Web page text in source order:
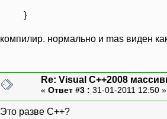
}
компилир. нормально и mas виден
Re: Visual C++2008
« Ответ #3 : 31-01-2011 12:50
Это разве C++?